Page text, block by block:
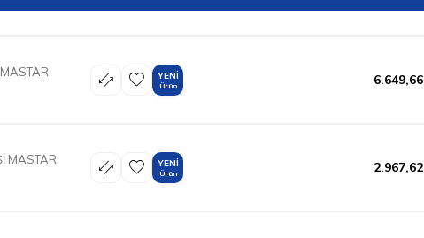
YENI
Ürün 6.649,66
MASTAR
YENI
Ürün 2.967,62